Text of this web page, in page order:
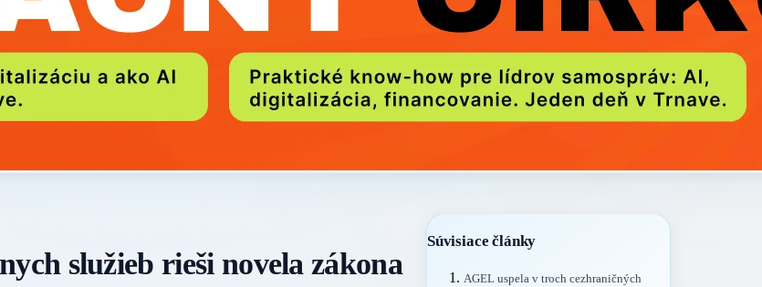
služieb rieši novela zákona
Súvisiace články
AGEL uspela v troch cezhraničných